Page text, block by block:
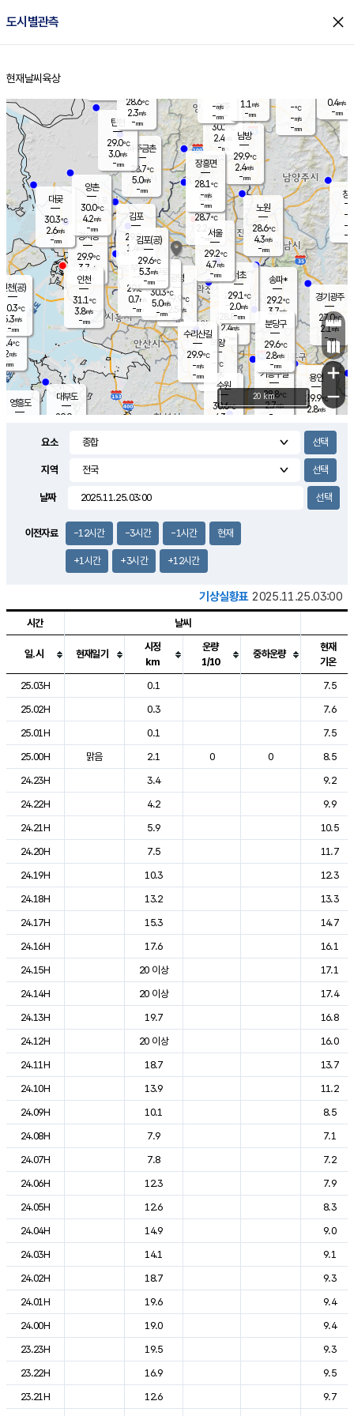
도시별관측 close
홈
현재날씨 육상
의도
℃
m/s
mm
영흥도
양주
30.2℃
2.4
-mm
과천
28.8℃
2.4m/s
- mm
용인
29.9℃
2.8m/s
경기광주
27.0℃
2.1m/s
-mm
3.2m/s
대부도
29.9
경서동
29.9℃
3.7 m/s
-mm
파주금촌
28.7℃
5.0m/s
-mm
-℃
-m/s
-mm
대곶
30.3℃
2.6m/s
-mm
창
-
-m/
-
탄현
29.0℃
3.0m/s
-mm
0.4m/s
-mm
의왕
- ℃
m/s
mm
김포
29.8℃
1.4 m/s
mm
광명
29.9 ℃
2.5 m/s
-mm
부천
29.8℃
0.7m/s
-mm
양촌
30.0℃
4.2m/s
-mm
구로
30.3℃
5.0m/s
-mm
은평
28.7℃
2.2 m/s
- mm
노원
28.6℃
4.3m/s
-mm
송파*
29.2℃
3.7m/s
-mm
서초
29.1℃
2.0m/s
-mm
남방
29.9℃
2.4m/s
-mm
기흥구갈
28.8℃
2.7m/s
-
수리산길
29.9℃
-m/s
-mm
분당구
29.6℃
2.8m/s
-mm
장흥면
28.1℃
-m/s
-mm
-m/s
-mm
인천(공)
30.3℃
5.3m/s
-mm
김포(공)
29.6℃
5.3m/s
-mm
수원
30.6℃
4.3 m/s
인천
31.1℃
3.8m/s
-mm
서울
29.2℃
4.7m/s
-mm
28.6℃
2.3m/s
-mm
1.1 m/s
-mm
+
−
20 km
요소
지역
날짜
이전자료 -12시간 -3시간 -1시간 현재
+1시간 +3시간 +12시간
기상실황표 2025.11.25.03:00
도시별 기상실황표로 지점, 날씨, 기온, 강수, 바람, 기압등을 안내한 표입
시간 날씨
일.시 현재일기
시정
km
운량
1/10
중하운량
현재
기온
25.03H
0.1
7.5
25.02H
0.3
7.6
25.01H
0.1
7.5
25.00H
맑음 2.1 0 0
8.5
24.23H
3.4
9.2
24.22H
4.2
9.9
24.21H
5.9
10.5
24.20H
7.5
11.7
24.19H
10.3
12.3
24.18H
13.2
13.3
24.17H
15.3
14.7
24.16H
17.6
16.1
24.15H
20 이상
17.1
24.14H
20 이상
17.4
24.13H
19.7
16.8
24.12H
20 이상
16.0
24.11H
18.7
13.7
24.10H
13.9
11.2
24.09H
10.1
8.5
24.08H
7.9
7.1
24.07H
7.8
7.2
24.06H
12.3
7.9
24.05H
12.6
8.3
24.04H
14.9
9.0
24.03H
14.1
9.1
24.02H
18.7
9.3
24.01H
19.6
9.4
24.00H
19.0
9.4
23.23H
19.5
9.3
23.22H
16.9
9.5
23.21H
12.6
9.7